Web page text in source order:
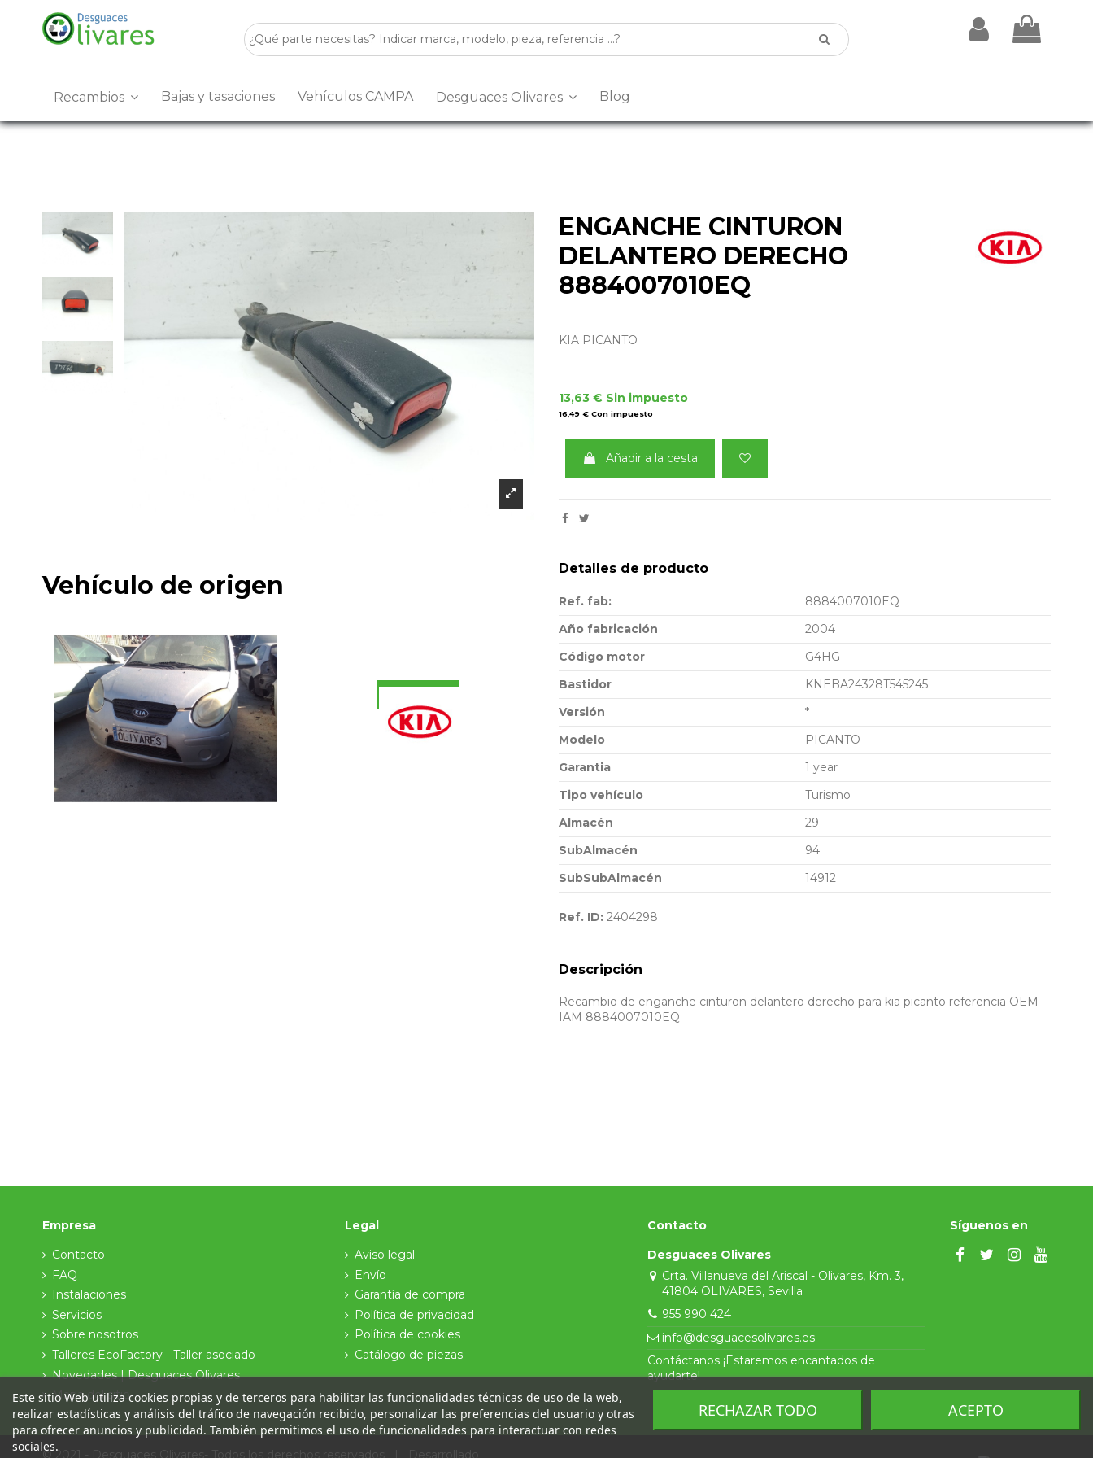
Recambios Bajas y tasaciones Vehículos CAMPA Desguaces Olivares Blog
Vehículo de origen
ENGANCHE CINTURON
DELANTERO DERECHO
8884007010EQ
KIA PICANTO
13,63 € Sin impuesto
16,49 € Con impuesto
Añadir a la cesta
Detalles de producto
Ref. fab:
8884007010EQ
Año fabricación
2004
Código motor
G4HG
Bastidor
KNEBA24328T545245
Versión
*
Modelo
PICANTO
Garantia
1 year
Tipo vehículo
Turismo
Almacén
29
SubAlmacén
94
SubSubAlmacén
14912
Ref. ID: 2404298
Descripción
Recambio de enganche cinturon delantero derecho para kia picanto referencia OEM
IAM 8884007010EQ
Empresa
Contacto
FAQ
Instalaciones
Servicios
Sobre nosotros
Talleres EcoFactory - Taller asociado
Novedades | Desguaces Olivares
Mapa del sitio
Legal
Aviso legal
Envío
Garantía de compra
Política de privacidad
Política de cookies
Catálogo de piezas
Contacto
Desguaces Olivares
Crta. Villanueva del Ariscal - Olivares, Km. 3,
41804 OLIVARES, Sevilla
955 990 424
info@desguacesolivares.es
Contáctanos ¡Estaremos encantados de
ayudarte!
Este sitio Web utiliza cookies propias y de terceros para habilitar las funcionalidades técnicas de uso de la web,
realizar estadísticas y análisis del tráfico de navegación recibido, personalizar las preferencias del usuario y otras
para ofrecer anuncios y publicidad. También permitimos el uso de funcionalidades para interactuar con redes
sociales.
RECHAZAR TODO ACEPTO
Síguenos en
© 2021 - Desguaces Olivares- Todos los derechos reservados Desarrollado